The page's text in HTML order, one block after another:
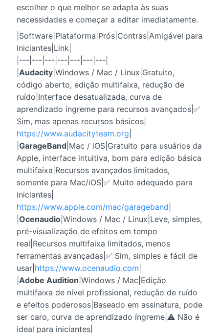
escolher o que melhor se adapta às suas
necessidades e começar a editar imediatamente.
|Software|Plataforma|Prós|Contras|Amigável para
Iniciantes|Link|
|---|---|---|---|---|---|---|
Audacity|Windows / Mac / Linux|Gratuito,
código aberto, edição multifaixa, redução de
ruído|Interface desatualizada, curva de
aprendizado íngreme para recursos avançados|✅
Sim, mas apenas recursos básicos|
https://www.audacityteam.org
GarageBand|Mac / iOS|Gratuito para usuários da
Apple, interface intuitiva, bom para edição básica
multifaixa|Recursos avançados limitados,
somente para Mac/iOS|✅ Muito adequado para
iniciantes|
https://www.apple.com/mac/garageband
Ocenaudio|Windows / Mac / Linux|Leve, simples,
pré-visualização de efeitos em tempo
real|Recursos multifaixa limitados, menos
ferramentas avançadas|✅ Sim, simples e fácil de
usar| https://www.ocenaudio.com
Adobe Audition |Windows / Mac|Edição
multifaixa de nível profissional, redução de ruído
e efeitos poderosos|Baseado em assinatura, pode
ser caro, curva de aprendizado íngreme|⚠️ Não é
ideal para iniciantes|